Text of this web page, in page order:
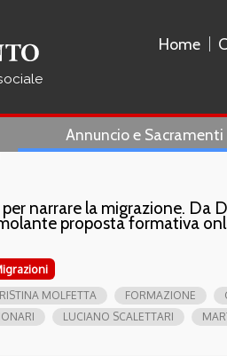
Home
Annuncio e Sacramenti
narrare la migrazione. Da
proposta formativa
MOLFETTA FORMAZIONE
LUCIANO SCALETTARI